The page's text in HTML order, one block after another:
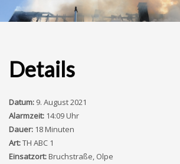
Details
Datum: 9. August 2021
Alarmzeit: 14:09 Uhr
Dauer: 18 Minuten
Art:TH ABC 1
Einsatzort:Bruchstraße, Olpe